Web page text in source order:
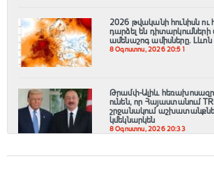
2026 թվականի հունիսն ու
դարձել են
ամենաշոգ ամիսները․
8 Օգոստոս, 2026 20:51
Թրամփ-Ալիև
ունեն, որ Հայաստանում
շրջանակում
կմեկնարկեն
8 Օգոստոս, 2026 20:33